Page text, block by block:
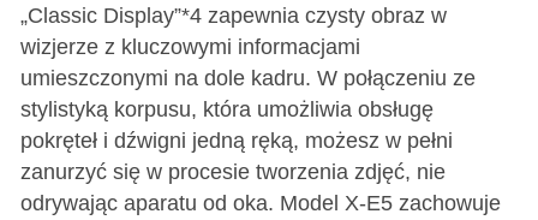
„Classic Display”*4 zapewnia czysty obraz w
wizjerze z kluczowymi informacjami
umieszczonymi na dole kadru. W połączeniu ze
stylistyką korpusu, która umożliwia obsługę
pokręteł i dźwigni jedną ręką, możesz w pełni
zanurzyć się w procesie tworzenia zdjęć, nie
odrywając aparatu od oka. Model X-E5 zachowuje